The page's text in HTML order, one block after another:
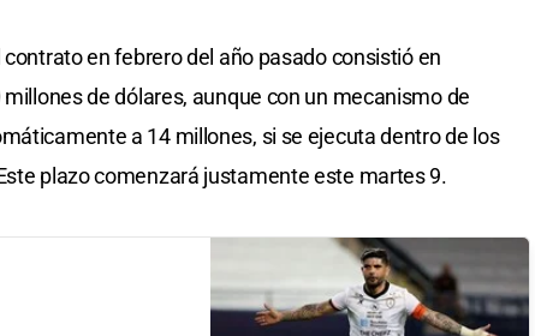
en febrero del año pasado consistió en
de dólares, aunque con un mecanismo de
a 14 millones, si se ejecuta dentro de los
plazo comenzará justamente este martes 9.